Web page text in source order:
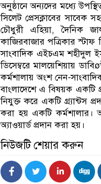
অনুষ্ঠানে অন্যদের মধ্যে
সিলেট প্রেসক্লাবের
চৌধুরী এহিয়া, দৈনিক
কাজিরবাজার পত্রিকার স্টাফ
সাংবাদিক এইচএম শহীদুল
ডিসেম্বরে মালয়েশিয়ায়
কর্মশালায় অংশ নেন-
বাংলাদেশে এ বিষয়ক একটি
নিযুক্ত করে একটি গ্র্যান্টস
করা হয় একটি কর্মশালার।
অ্যাওয়ার্ড প্রদান করা হয়।
নিউজটি শেয়ার করুন